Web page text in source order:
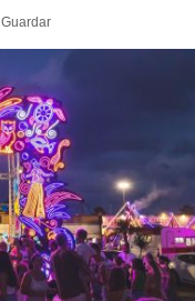
Guardar